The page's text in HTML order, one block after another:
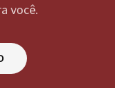
você.